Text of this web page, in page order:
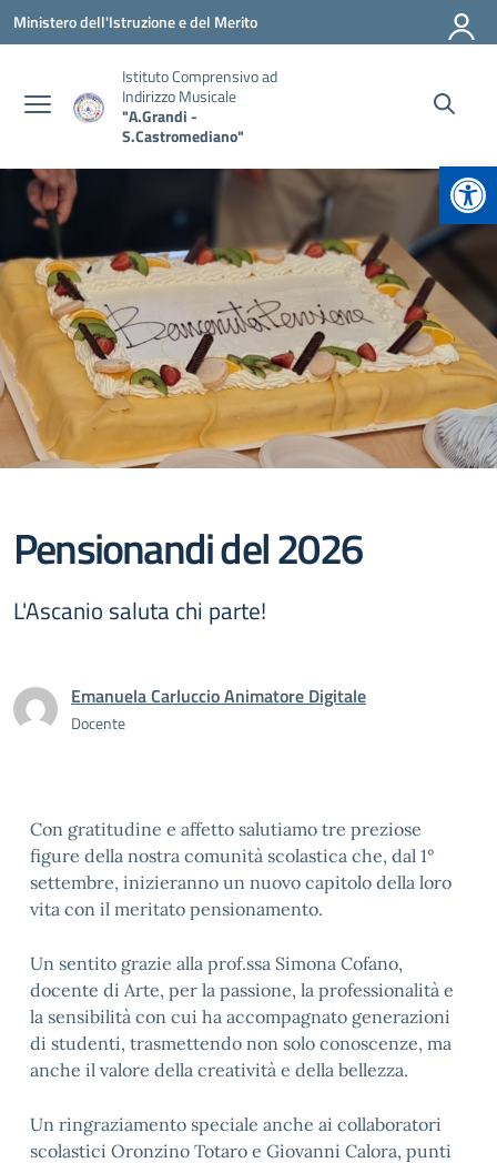
Vai ai contenuti
Vai al menu di navigazione
Vai al footer
Ministero dell'Istruzione e del Merito
Istituto Comprensivo ad
Indirizzo Musicale
"A.Grandi -
S.Castromediano"
Pensionandi del 2026
L'Ascanio saluta chi parte!
Emanuela Carluccio Animatore Digitale
Docente
Con gratitudine e affetto salutiamo tre preziose
figure della nostra comunità scolastica che, dal 1°
settembre, inizieranno un nuovo capitolo della loro
vita con il meritato pensionamento.
Un sentito grazie alla prof.ssa Simona Cofano,
docente di Arte, per la passione, la professionalità e
la sensibilità con cui ha accompagnato generazioni
di studenti, trasmettendo non solo conoscenze, ma
anche il valore della creatività e della bellezza.
Un ringraziamento speciale anche ai collaboratori
scolastici Oronzino Totaro e Giovanni Calora, punti